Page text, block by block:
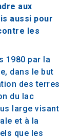
aux
aussi pour
les
1980 par la
dans le but
des terres
du lac
large visant
et à la
que les